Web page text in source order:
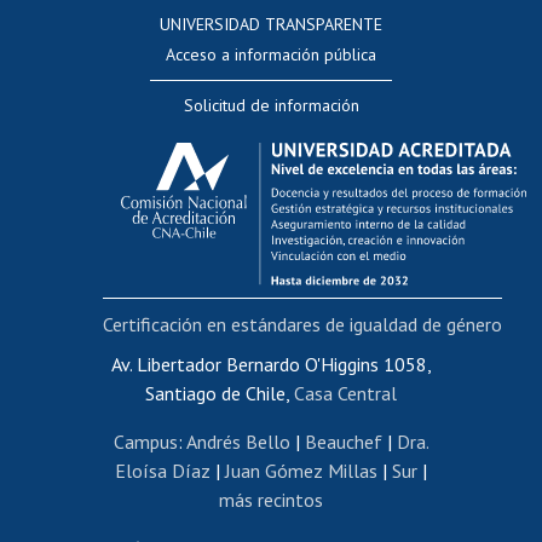
Evaluación docente
Calificación académica
Postulación al AUCAI
Funcionarias/os
Cursos internos de capacitación
Bienestar del personal
Portal de movilidad interna
Certificado de renta
Certificado de renta honorarios
Editar páginas blancas
Extranjeras/os
UNIVERSIDAD TRANSPARENTE
Acceso a información pública
Solicitud de información
Av. Libertador Bernardo O'Higgins 1058,
Santiago de Chile, Casa Central
Campus: Andrés Bello | Beauchef| Dra.
Eloísa Díaz |Juan Gómez Millas | Sur |
más recintos
Certificación en estándares de igualdad de género